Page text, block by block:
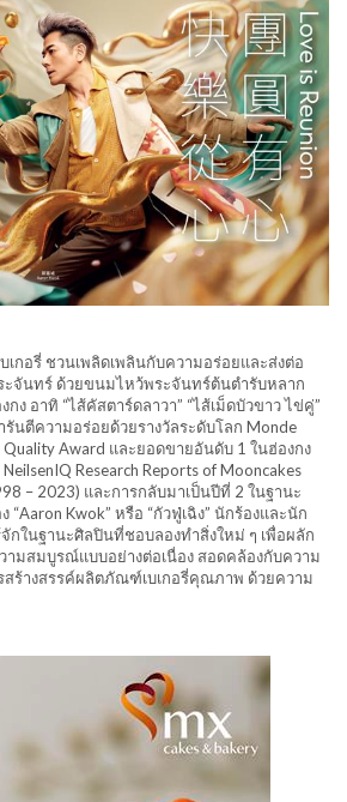
เกอรี่ ชวนเพลิดเพลินกับความอร่อยและส่งต่อ
ะจันทร์ ด้วยขนมไหว้พระจันทร์ต้นตำรับหลาก
ง อาทิ “ไส้คัสตาร์ดลาวา” “ไส้เม็ดบัวขาว ไข่คู่”
รันตีความอร่อยด้วยรางวัลระดับโลก Monde
Award และยอดขายอันดับ 1 ในฮ่องกง
Research Reports of Mooncakes
– 2023) และการกลับมาเป็นปีที่ 2 ในฐานะ
“Aaron Kwok” หรือ “กัวฟู่เฉิง” นักร้องและนัก
กในฐานะศิลปินที่ชอบลองทำสิ่งใหม่ ๆ เพื่อผลัก
ามสมบูรณ์แบบอย่างต่อเนื่อง สอดคล้องกับความ
รสร้างสรรค์ผลิตภัณฑ์เบเกอรี่คุณภาพ ด้วยความ